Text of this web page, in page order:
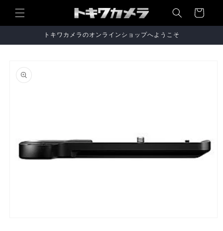
ンツに
進む
ー
ト
トキワカメラのオンラインショップへようこそ
報にス
キップ